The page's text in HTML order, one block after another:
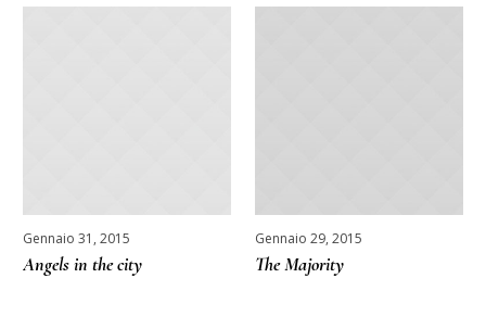
Gennaio 31, 2015
Angels in the city
Gennaio 29, 2015
The Majority